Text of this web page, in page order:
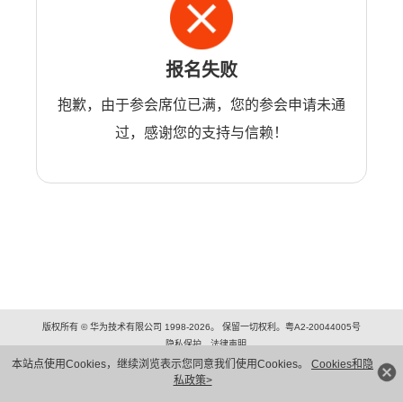
本站点使用Cookies，继续浏览表示您同意我们使用Cookies。 Cookies和隐
私政策>
报名失败
抱歉，由于参会席位已满，您的参会申请未通
过，感谢您的支持与信赖！
版权所有 © 华为技术有限公司 1998-2026。 保留一切权利。粤A2-20044005号
隐私保护
法律声明